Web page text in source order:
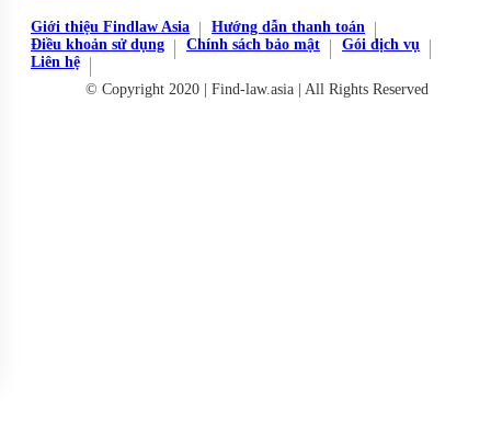
Giới thiệu Findlaw Asia
Hướng dẫn thanh toán
Điều khoản sử dụng
Chính sách bảo mật
Gói dịch vụ
Liên hệ
© Copyright 2020 | Find-law.asia | All Rights Reserved